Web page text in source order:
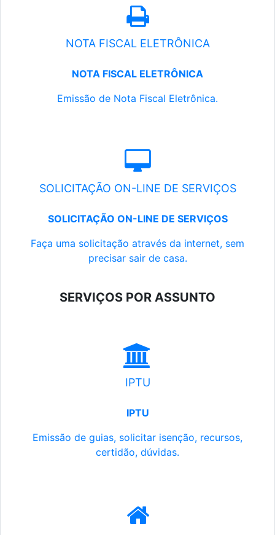
NOTA FISCAL ELETRÔNICA
NOTA FISCAL ELETRÔNICA
Emissão de Nota Fiscal Eletrônica.
SOLICITAÇÃO ON-LINE DE SERVIÇOS
SOLICITAÇÃO ON-LINE DE SERVIÇOS
Faça uma solicitação através da internet, sem
precisar sair de casa.
SERVIÇOS POR ASSUNTO
IPTU
IPTU
Emissão de guias, solicitar isenção, recursos,
certidão, dúvidas.